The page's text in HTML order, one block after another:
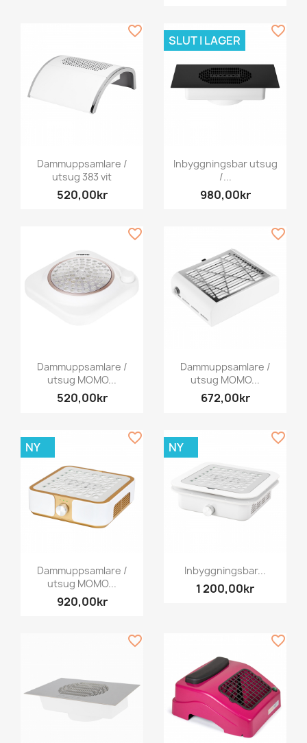
Dammuppsamlare /
utsug 383 vit
520,00kr
favorite_border
Inbyggningsbar utsug
/...
980,00kr
SLUT I LAGER
favorite_border
Dammuppsamlare /
utsug MOMO...
520,00kr
favorite_border
Dammuppsamlare /
utsug MOMO...
672,00kr
favorite_border
Dammuppsamlare /
utsug MOMO...
920,00kr
NY
favorite_border
Inbyggningsbar...
1 200,00kr
NY
favorite_border
favorite_border favorite_border